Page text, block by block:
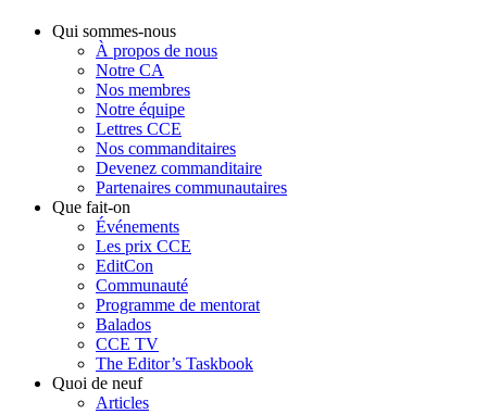
Qui sommes-nous
À propos de nous
Notre CA
Nos membres
Notre équipe
Lettres CCE
Nos commanditaires
Devenez commanditaire
Partenaires communautaires
Que fait-on
Événements
Les prix CCE
EditCon
Communauté
Programme de mentorat
Balados
CCE TV
The Editor’s Taskbook
Quoi de neuf
Articles